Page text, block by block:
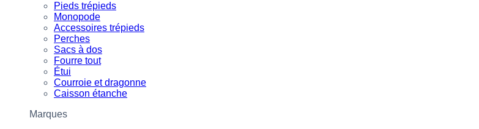
Pieds trépieds
Monopode
Accessoires trépieds
Perches
Sacs à dos
Fourre tout
Étui
Courroie et dragonne
Caisson étanche
Marques